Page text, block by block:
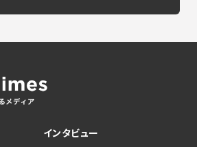
インタビュー